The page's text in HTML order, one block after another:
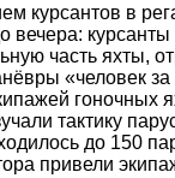
курсантов в
вечера:
часть яхты,
«человек за
гоночных
тактику
до 150
привели